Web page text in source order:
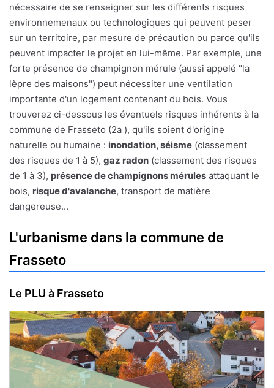
nécessaire de se renseigner sur les différents risques
environnemenaux ou technologiques qui peuvent peser
sur un territoire, par mesure de précaution ou parce qu'ils
peuvent impacter le projet en lui-même. Par exemple, une
forte présence de champignon mérule (aussi appelé "la
lèpre des maisons") peut nécessiter une ventilation
importante d'un logement contenant du bois. Vous
trouverez ci-dessous les éventuels risques inhérents à la
commune de Frasseto (2a ), qu'ils soient d'origine
naturelle ou humaine : inondation, séisme (classement
des risques de 1 à 5), gaz radon (classement des risques
de 1 à 3), présence de champignons mérules attaquant le
bois, risque d'avalanche, transport de matière
dangereuse...
L'urbanisme dans la commune de
Frasseto
Le PLU à Frasseto